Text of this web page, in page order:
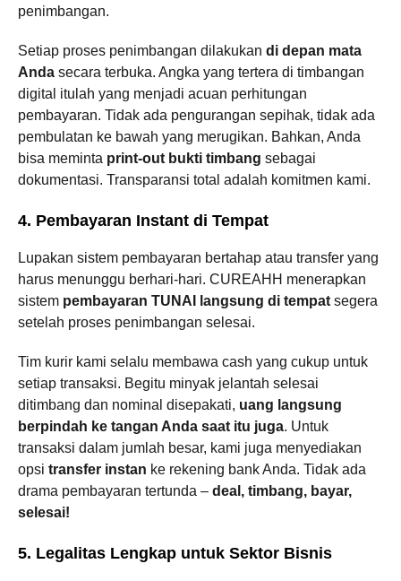
penimbangan.
Setiap proses penimbangan dilakukan di depan mata
Anda secara terbuka. Angka yang tertera di timbangan
digital itulah yang menjadi acuan perhitungan
pembayaran. Tidak ada pengurangan sepihak, tidak ada
pembulatan ke bawah yang merugikan. Bahkan, Anda
bisa meminta print-out bukti timbang sebagai
dokumentasi. Transparansi total adalah komitmen kami.
4. Pembayaran Instant di Tempat
Lupakan sistem pembayaran bertahap atau transfer yang
harus menunggu berhari-hari. CUREAHH menerapkan
sistem pembayaran TUNAI langsung di tempat segera
setelah proses penimbangan selesai.
Tim kurir kami selalu membawa cash yang cukup untuk
setiap transaksi. Begitu minyak jelantah selesai
ditimbang dan nominal disepakati, uang langsung
berpindah ke tangan Anda saat itu juga. Untuk
transaksi dalam jumlah besar, kami juga menyediakan
opsi transfer instan ke rekening bank Anda. Tidak ada
drama pembayaran tertunda – deal, timbang, bayar,
selesai!
5. Legalitas Lengkap untuk Sektor Bisnis